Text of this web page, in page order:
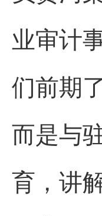
业审计
们前期
而是与
育，讲